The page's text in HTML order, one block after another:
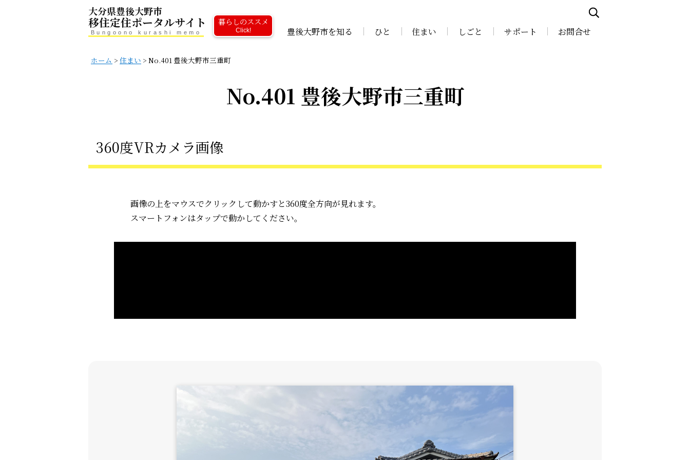
大分県豊後大野市
移住定住ポータルサイト
Bungoono kurashi memo
暮らしのススメ
Click! 豊後大野市を知る ひと 住まい しごと サポート お問合せ
ホーム > 住まい > No.401 豊後大野市三重町
No.401 豊後大野市三重町
360度VRカメラ画像
画像の上をマウスでクリックして動かすと360度全方向が見れます。
スマートフォンはタップで動かしてください。